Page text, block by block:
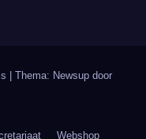
Thema: Newsup door
Webshop